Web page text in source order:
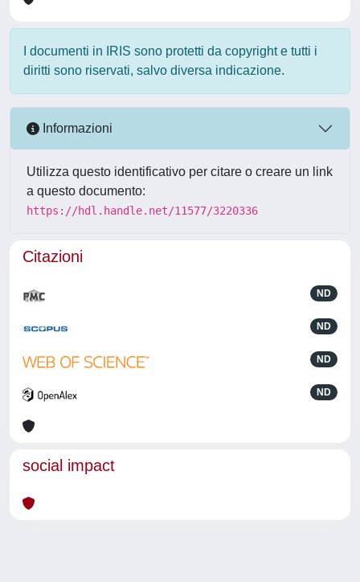
I documenti in IRIS sono protetti da copyright e tutti i
diritti sono riservati, salvo diversa indicazione.
Informazioni
Utilizza questo identificativo per citare o creare un link
a questo documento:
https://hdl.handle.net/11577/3220336
Citazioni
ND
ND
ND
ND
social impact